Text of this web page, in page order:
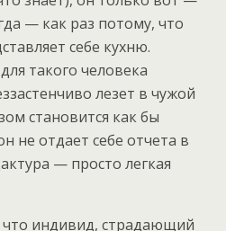
— как раз потому, что
себе кухню.
такого человека
лезет в чужой
становится как бы
не отдает себе отчета в
— просто легкая
индивид, страдающий